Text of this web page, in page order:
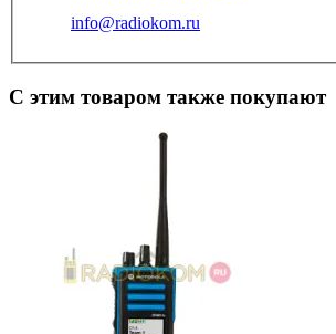
info@radiokom.ru
С этим товаром также покупают